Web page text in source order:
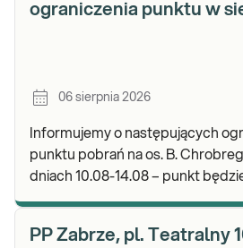
ograniczenia punktu w
06 sierpnia 2026
Informujemy o następujących
punktu pobrań na os. B. Chrobrego
dniach 10.08-14.08 – punkt
PP Zabrze, pl. Teatralny